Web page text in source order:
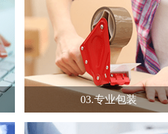
03.专业包装
07.赠送纸箱
跨市搬家运费满1000元，免费
赠送搬家纸箱